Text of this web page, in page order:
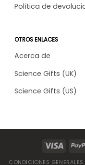
Política de
OTROS ENLACES
Acerca de
Science Gifts (UK)
Science Gifts (US)
CONDICIONES GENERALES